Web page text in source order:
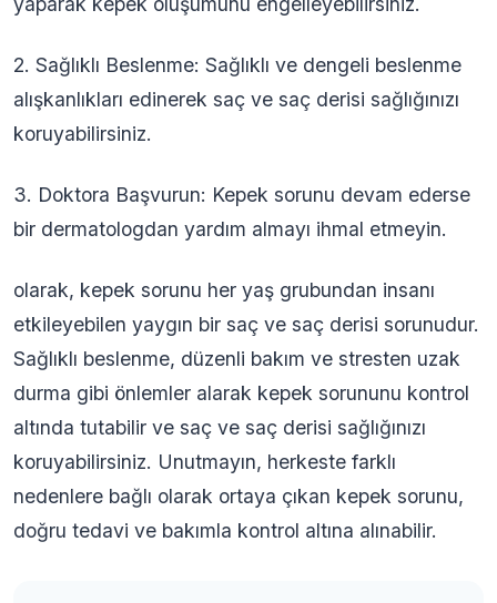
2. Sağlıklı Beslenme: Sağlıklı ve dengeli beslenme
alışkanlıkları edinerek saç ve saç derisi sağlığınızı
koruyabilirsiniz.
3. Doktora Başvurun: Kepek sorunu devam ederse
bir dermatologdan yardım almayı ihmal etmeyin.
olarak, kepek sorunu her yaş grubundan insanı
etkileyebilen yaygın bir saç ve saç derisi sorunudur.
Sağlıklı beslenme, düzenli bakım ve stresten uzak
durma gibi önlemler alarak kepek sorununu kontrol
altında tutabilir ve saç ve saç derisi sağlığınızı
koruyabilirsiniz. Unutmayın, herkeste farklı
nedenlere bağlı olarak ortaya çıkan kepek sorunu,
doğru tedavi ve bakımla kontrol altına alınabilir.